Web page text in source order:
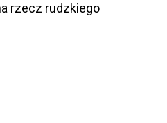
rzecz rudzkiego